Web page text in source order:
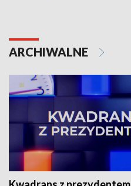
ARCHIWALNE